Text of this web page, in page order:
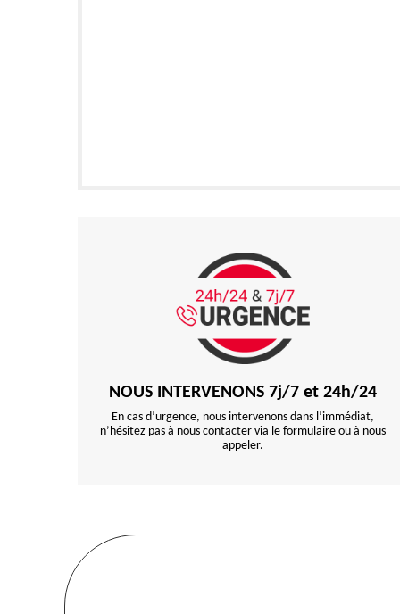
NOUS INTERVENONS 7j/7 et 24h/24
En cas d’urgence, nous intervenons dans l’immédiat,
n’hésitez pas à nous contacter via le formulaire ou à nous
appeler.